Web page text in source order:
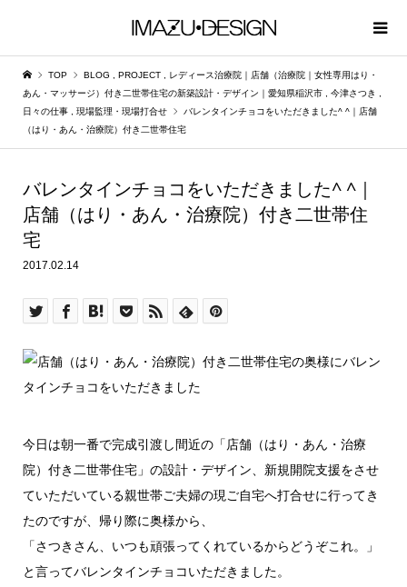
TOP BLOG PROJECT
レディース治療院｜店舗（治療院｜女性専用はり・
あん・マッサージ）付き二世帯住宅の新築設計・デザイン｜愛知県稲沢市
今津さつき
日々の仕事
現場監理・現場打合せ
バレンタインチョコをいただきました^ ^｜店舗
（はり・あん・治療院）付き二世帯住宅
バレンタインチョコをいただきました^ ^｜
店舗（はり・あん・治療院）付き二世帯住
宅
2017.02.14
今日は朝一番で完成引渡し間近の「店舗（はり・あん・治療
院）付き二世帯住宅」の設計・デザイン、新規開院支援をさせ
ていただいている親世帯ご夫婦の現ご自宅へ打合せに行ってき
たのですが、帰り際に奥様から、
「さつきさん、いつも頑張ってくれているからどうぞこれ。」
と言ってバレンタインチョコいただきました。